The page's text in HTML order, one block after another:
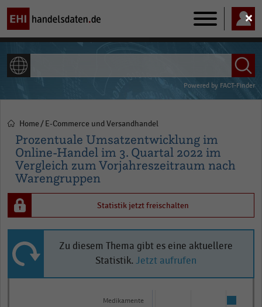
Main
navigation
Powered by FACT-Finder
Pfadnavigation
Home E-Commerce und Versandhandel
Prozentuale Umsatzentwicklung im
Online-Handel im 3. Quartal 2022 im
Vergleich zum Vorjahreszeitraum nach
Warengruppen
Statistik jetzt freischalten
Zu diesem Thema gibt es eine aktuellere
Statistik. Jetzt aufrufen
Medikamente